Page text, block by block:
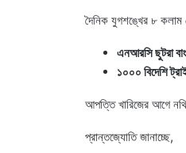
দৈনিক যুগশঙ্খের ৮ কলাম
এনআরসি ছুটরা
১০০০ বিদেশি
আপত্তি খারিজের আগে
প্রান্তজ্যোতি জানাচ্ছে,